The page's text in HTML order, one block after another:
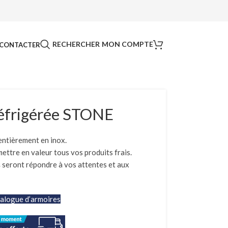
RECHERCHER MON COMPTE
STONE
en inox.
en valeur tous vos produits frais.
répondre à vos attentes et aux
d’armoires